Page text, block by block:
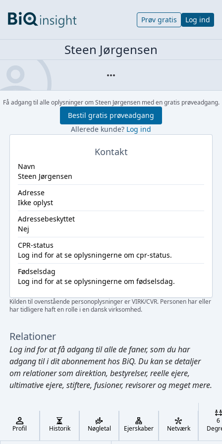
Cmd/Ctrl + K
Prøv gratis Log ind
Steen Jørgensen
Få adgang til alle oplysninger om Steen Jørgensen med en gratis prøveadgang.
Bestil gratis prøveadgang
Allerede kunde? Log ind
Kontakt
Navn
Steen Jørgensen
Adresse
Ikke oplyst
Adressebeskyttet
Nej
CPR-status
Log ind for at se oplysningerne om cpr-status.
Fødselsdag
Log ind for at se oplysningerne om fødselsdag.
Kilden til ovenstående personoplysninger er VIRK/CVR. Personen har eller
har tidligere haft en rolle i en dansk virksomhed.
Relationer
Log indfor at få adgang til alle de faner, som du har
adgang til i dit abonnement hos BiQ. Du kan se detaljer
om relationer som direktion, bestyrelser, reelle ejere,
ultimative ejere, stiftere, fusioner, revisorer og meget mere.
Profil Historik Nøgletal Ejerskaber Netværk
6